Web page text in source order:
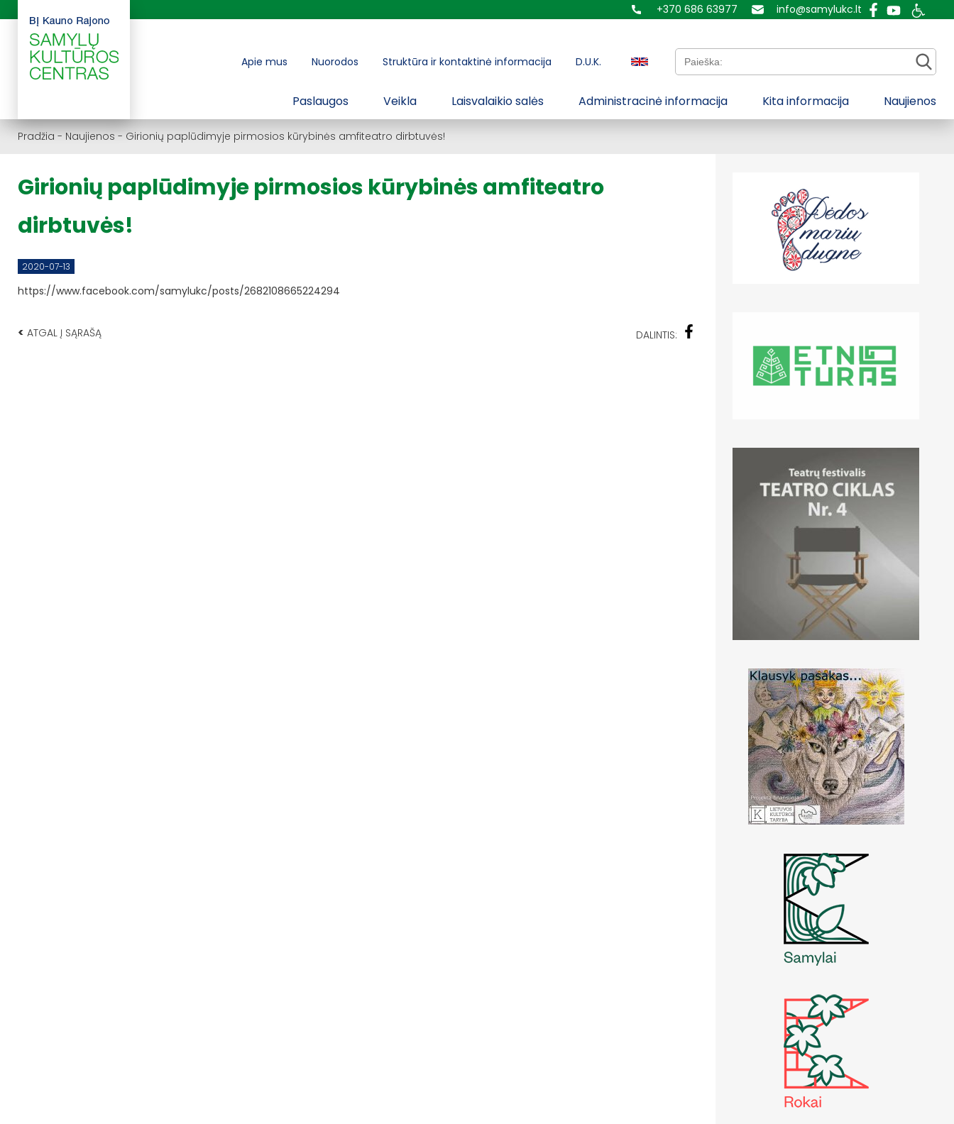
+370 686 63977 info@samylukc.lt
Apie mus Nuorodos Struktūra ir kontaktinė informacija D.U.K. Paieška:
Paslaugos Veikla Laisvalaikio salės Administracinė informacija Kita informacija Naujienos
Pradžia - Naujienos - Girionių paplūdimyje pirmosios kūrybinės amfiteatro dirbtuvės!
Girionių paplūdimyje pirmosios kūrybinės amfiteatro
dirbtuvės!
2020-07-13
https://www.facebook.com/samylukc/posts/2682108665224294
< ATGAL Į SĄRAŠĄ DALINTIS: